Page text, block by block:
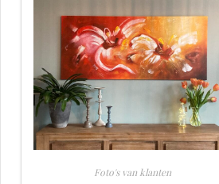
Foto's van klanten